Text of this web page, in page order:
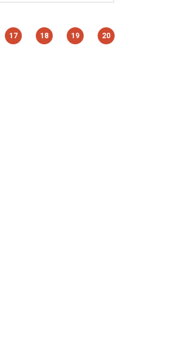
17 18 19
20